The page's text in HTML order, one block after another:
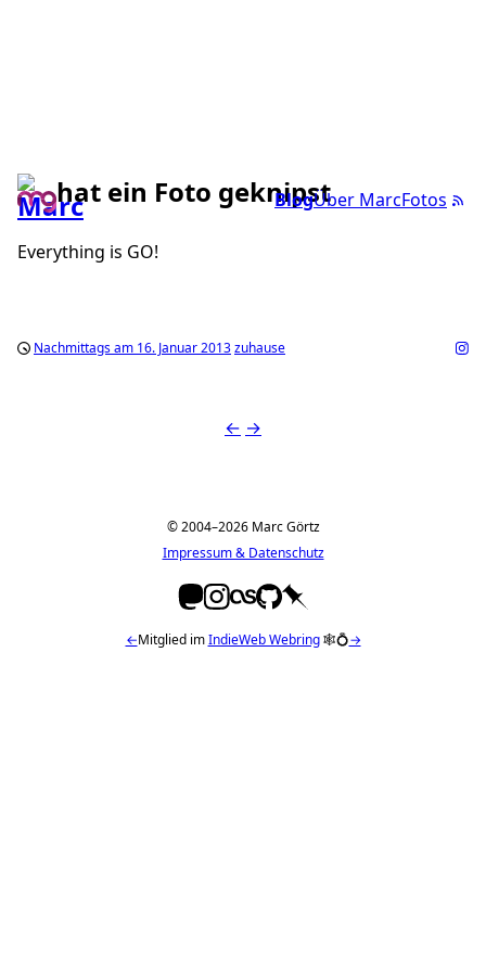
BlogÜber MarcFotos
hat ein Foto geknipst
Everything is GO!
Nachmittags am 16. Januar 2013zuhause
← →
© 2004–2026 Marc Görtz
Impressum & Datenschutz
←Mitglied imIndieWeb Webring🕸💍→